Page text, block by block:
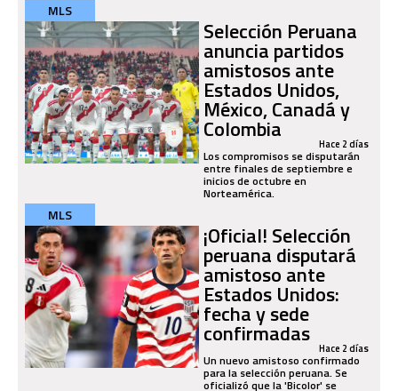
MLS
Selección Peruana
anuncia partidos
amistosos ante
Estados Unidos,
México, Canadá y
Colombia Hace 2 días
Los compromisos se disputarán
entre finales de septiembre e
inicios de octubre en
Norteamérica.
MLS
¡Oficial! Selección
peruana disputará
amistoso ante
Estados Unidos:
fecha y sede
confirmadas Hace 2 días
Un nuevo amistoso confirmado
para la selección peruana. Se
oficializó que la 'Bicolor' se